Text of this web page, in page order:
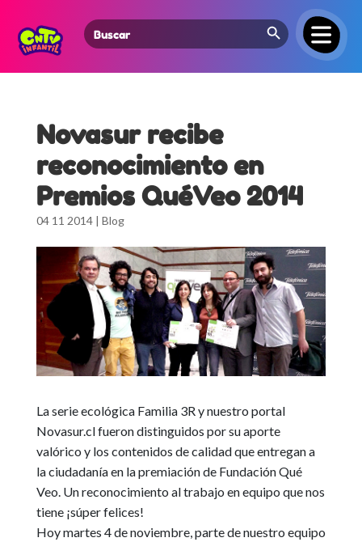
Search
for:
Search Button
Novasur recibe
reconocimiento en
Premios QuéVeo 2014
04 11 2014| Blog
La serie ecológica Familia 3R y nuestro portal
Novasur.cl fueron distinguidos por su aporte
valórico y los contenidos de calidad que entregan a
la ciudadanía en la premiación de Fundación Qué
Veo. Un reconocimiento al trabajo en equipo que nos
tiene ¡súper felices!
Hoy martes 4 de noviembre, parte de nuestro equipo